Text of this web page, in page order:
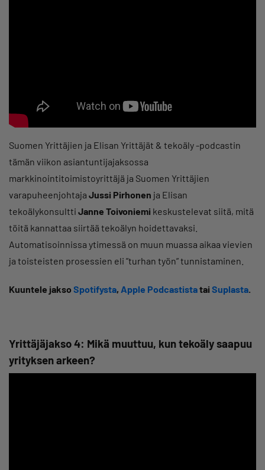
Suomen Yrittäjien ja Elisan Yrittäjät & tekoäly -podcastin
tämän viikon asiantuntijajaksossa
markkinointitoimistoyrittäjä ja Suomen Yrittäjien
varapuheenjohtaja Jussi Pirhonen ja Elisan
tekoälykonsultti Janne Toivoniemi keskustelevat siitä, mitä
töitä kannattaa siirtää tekoälyn hoidettavaksi.
Automatisoinnissa ytimessä on muun muassa aikaa vievien
ja toisteisten prosessien eli ”turhan työn” tunnistaminen.
Kuuntele jakso Spotifysta, Apple Podcastistatai Suplasta.
Yrittäjäjakso 4: Mikä muuttuu, kun tekoäly saapuu
yrityksen arkeen?